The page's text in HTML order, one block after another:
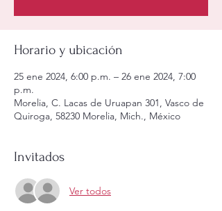
Horario y ubicación
25 ene 2024, 6:00 p.m. – 26 ene 2024, 7:00
p.m.
Morelia, C. Lacas de Uruapan 301, Vasco de
Quiroga, 58230 Morelia, Mich., México
Invitados
Ver todos